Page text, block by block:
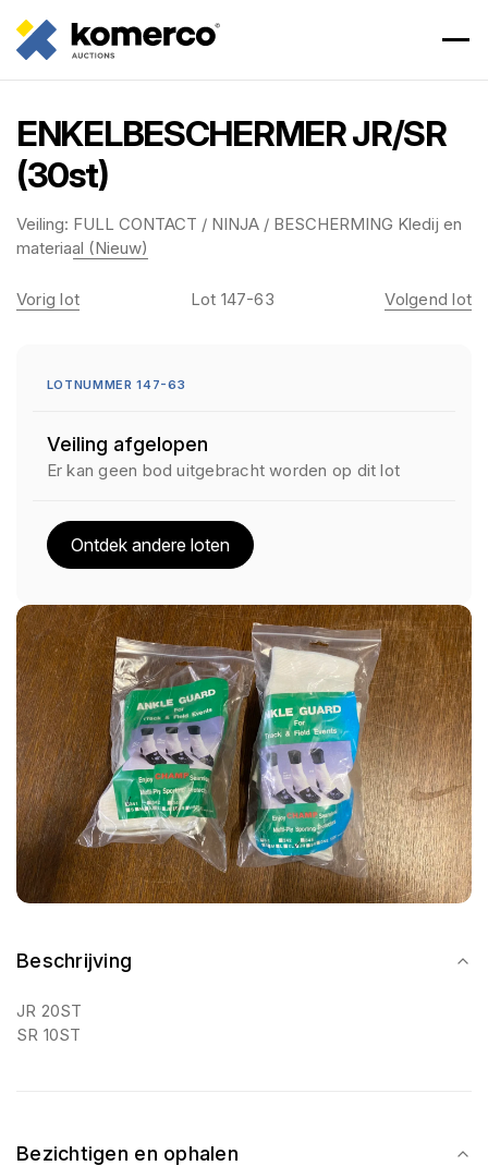
ENKELBESCHERMER JR/SR
(30st)
Veiling: FULL CONTACT / NINJA / BESCHERMING Kledij en
materiaal (Nieuw)
Beschrijving
JR 20ST
SR 10ST
Bezichtigen en ophalen
Vorig lot Lot 147-63 Volgend lot
LOTNUMMER 147-63
Veiling afgelopen
Er kan geen bod uitgebracht worden op dit lot
Ontdek andere loten